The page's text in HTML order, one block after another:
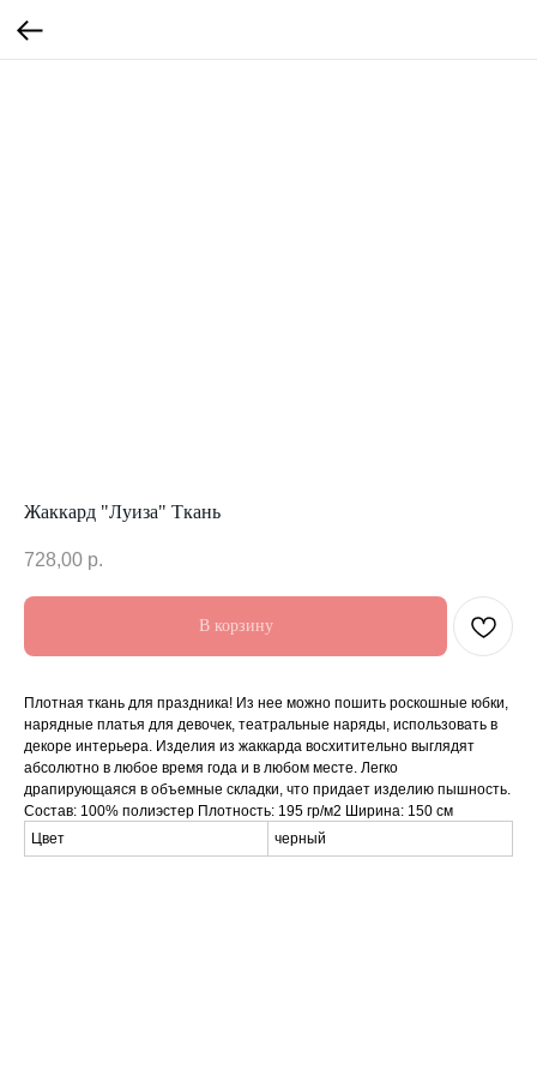
Жаккард "Луиза" Ткань
728,00 р.
В корзину
Плотная ткань для праздника! Из нее можно пошить роскошные юбки,
нарядные платья для девочек, театральные наряды, использовать в
декоре интерьера. Изделия из жаккарда восхитительно выглядят
абсолютно в любое время года и в любом месте. Легко
драпирующаяся в объемные складки, что придает изделию пышность.
Состав: 100% полиэстер Плотность: 195 гр/м2 Ширина: 150 см
Цвет
черный